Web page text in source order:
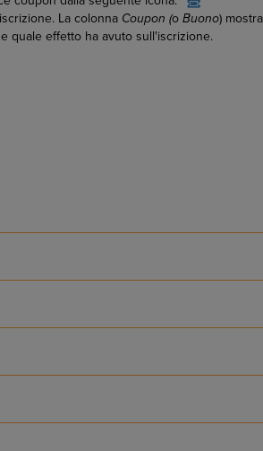
La colonna Coupon (oBuono)
quale effetto ha avuto sull'iscrizione.